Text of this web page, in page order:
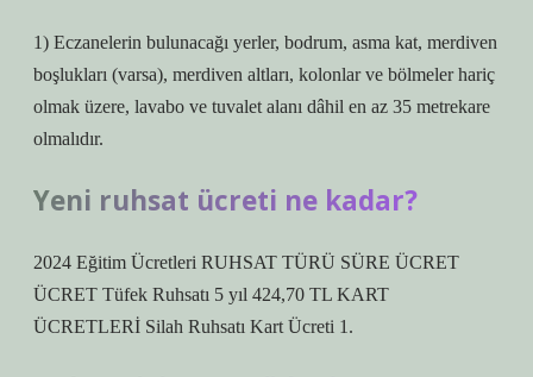
1) Eczanelerin bulunacağı yerler, bodrum, asma kat, merdiven
boşlukları (varsa), merdiven altları, kolonlar ve bölmeler hariç
olmak üzere, lavabo ve tuvalet alanı dâhil en az 35 metrekare
olmalıdır.
Yeni ruhsat ücreti ne kadar?
2024 Eğitim Ücretleri RUHSAT TÜRÜ SÜRE ÜCRET
ÜCRET Tüfek Ruhsatı 5 yıl 424,70 TL KART
ÜCRETLERİ Silah Ruhsatı Kart Ücreti 1.